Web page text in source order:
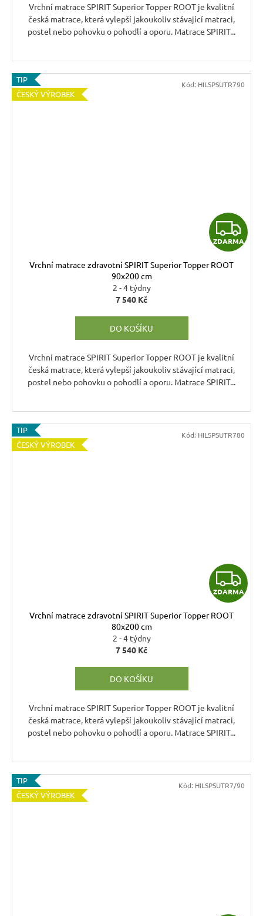
Vrchní matrace SPIRIT Superior Topper ROOT je kvalitní
česká matrace, která vylepší jakoukoliv stávající matraci,
postel nebo pohovku o pohodlí a oporu. Matrace SPIRIT...
TIP
ČESKÝ VÝROBEK
Z
D
ZDARMA
Vrchní matrace zdravotní SPIRIT Superior Topper ROOT
90x200 cm
2 - 4 týdny
7 540 Kč
DO KOŠÍKU
Vrchní matrace SPIRIT Superior Topper ROOT je kvalitní
česká matrace, která vylepší jakoukoliv stávající matraci,
postel nebo pohovku o pohodlí a oporu. Matrace SPIRIT...
Kód: HILSPSUTR790
TIP
ČESKÝ VÝROBEK
Z
D
ZDARMA
Vrchní matrace zdravotní SPIRIT Superior Topper ROOT
80x200 cm
2 - 4 týdny
7 540 Kč
DO KOŠÍKU
Vrchní matrace SPIRIT Superior Topper ROOT je kvalitní
česká matrace, která vylepší jakoukoliv stávající matraci,
postel nebo pohovku o pohodlí a oporu. Matrace SPIRIT...
Kód: HILSPSUTR780
TIP
ČESKÝ VÝROBEK
Kód: HILSPSUTR7/90